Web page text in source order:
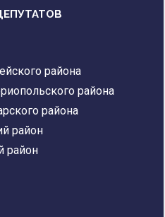
района
района
района
район
район